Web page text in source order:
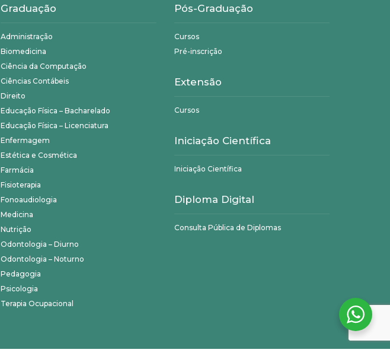
Graduação
Administração
Biomedicina
Ciência da Computação
Ciências Contábeis
Direito
Educação Física – Bacharelado
Educação Física – Licenciatura
Enfermagem
Estética e Cosmética
Farmácia
Fisioterapia
Fonoaudiologia
Medicina
Nutrição
Odontologia – Diurno
Odontologia – Noturno
Pedagogia
Psicologia
Terapia Ocupacional
Pós-Graduação
Cursos
Pré-inscrição
Extensão
Cursos
Iniciação Científica
Iniciação Científica
Diploma Digital
Consulta Pública de Diplomas